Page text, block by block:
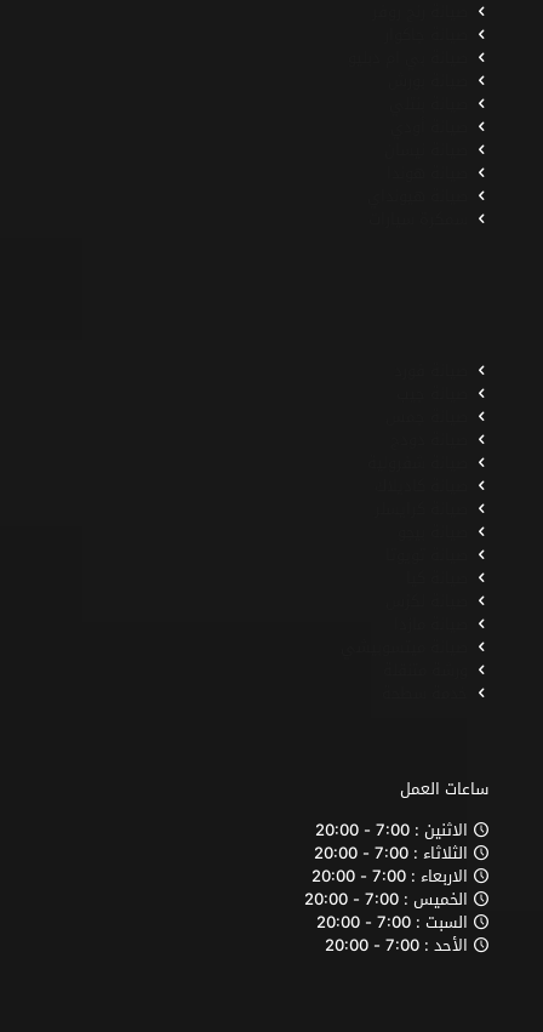
ساعات العمل
الاثنين : 7:00 - 20:00
الثلاثاء : 7:00 - 20:00
الاربعاء : 7:00 - 20:00
الخميس : 7:00 - 20:00
السبت : 7:00 - 20:00
الأحد : 7:00 - 20:00